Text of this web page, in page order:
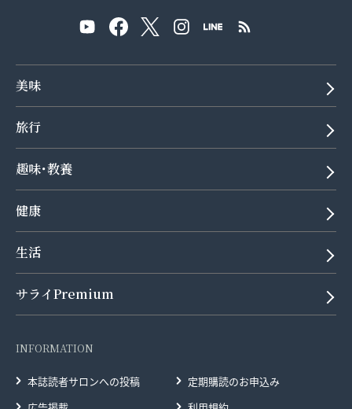
美味
旅行
趣味･教養
健康
生活
サライPremium
INFORMATION
本誌読者サロンへの投稿
定期購読のお申込み